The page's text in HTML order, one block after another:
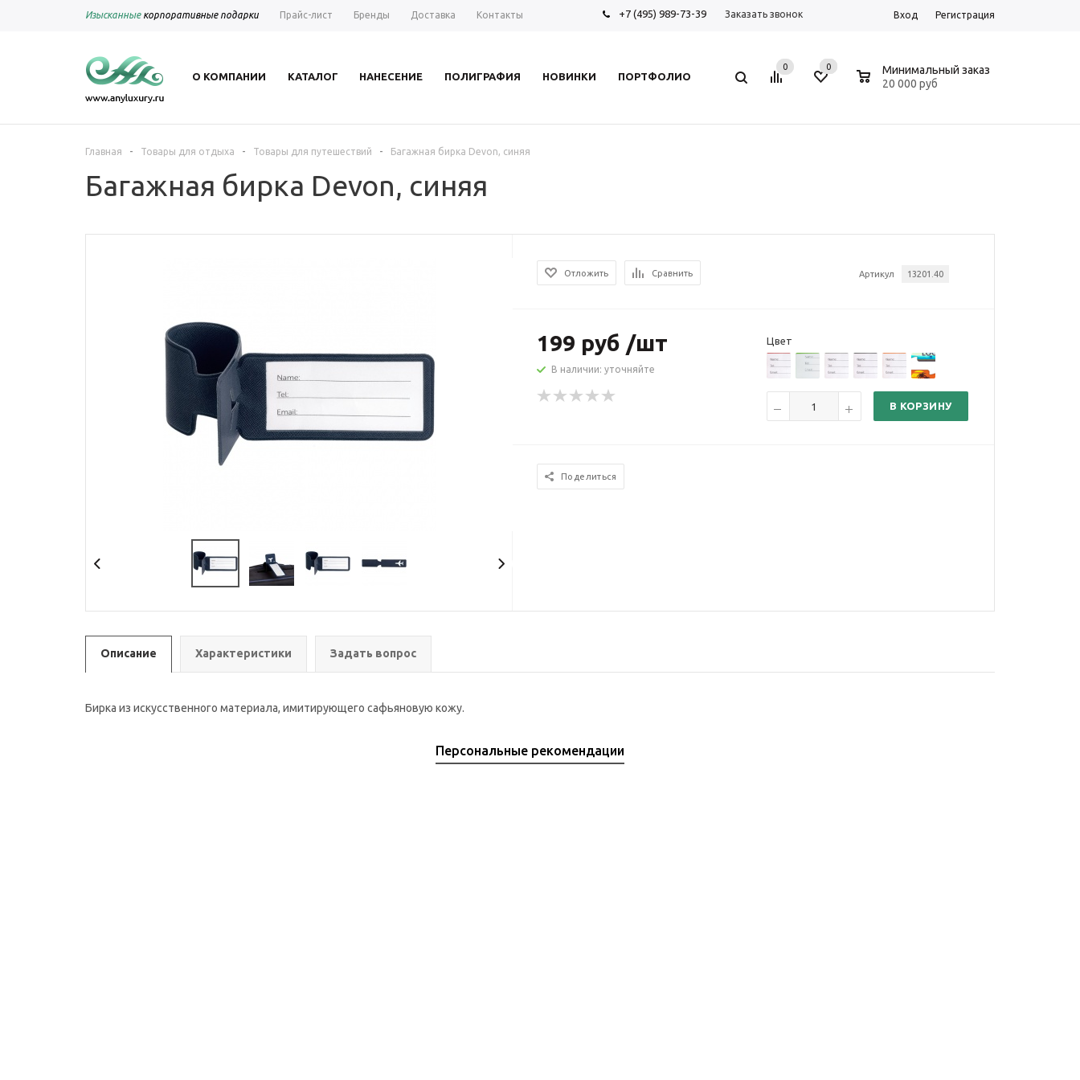
Изысканныекорпоративные подарки Прайс-лист Бренды Доставка Контакты +7 (495) 989-73-39 Заказать звонок Вход Регистрация
О КОМПАНИИ КАТАЛОГ НАНЕСЕНИЕ ПОЛИГРАФИЯ НОВИНКИ ПОРТФОЛИО
0 0
Минимальный заказ
20 000 руб
Главная - Товары для отдыха - Товары для путешествий - Багажная бирка Devon, синяя
Багажная бирка Devon, синяя
Артикул 13201.40
Отложить Сравнить
199 руб /шт
В наличии: уточняйте
Цвет
В КОРЗИНУ
Поделиться
Описание Характеристики Задать вопрос
Бирка из искусственного материала, имитирующего сафьяновую кожу.
Персональные рекомендации